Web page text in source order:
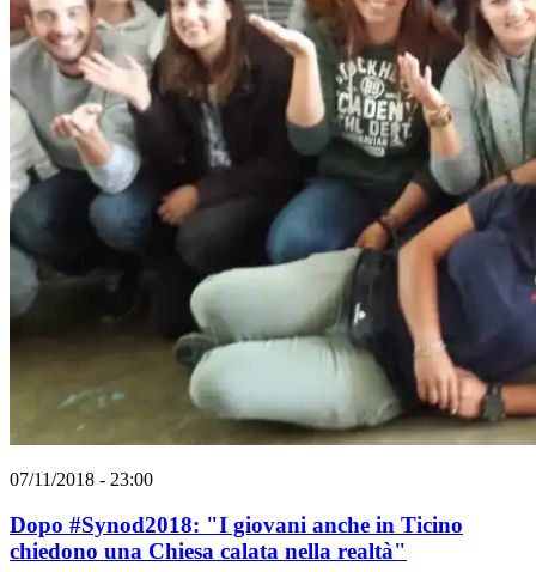
07/11/2018 - 23:00
Dopo #Synod2018: "I giovani anche in Ticino
chiedono una Chiesa calata nella realtà"